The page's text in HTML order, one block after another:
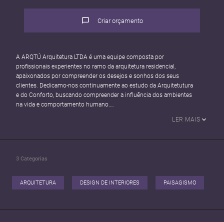
Criar orçamento
A ARQTÚ Arquitetura LTDA é uma equipe composta por
profissionais experientes no ramo da arquitetura residencial,
apaixonados por compreender os desejos e sonhos dos seus
clientes. Dedicamo-nos continuamente ao estudo da Arquitetutura
e do Conforto, buscando compreender a influência dos ambientes
na vida e comportamento humano.
plataforma BIM, o que confere maior credibilidade e precisão aos
dos clientes.
LER MAIS
3 Categorias
ARQUITETURA DESIGN DE INTERIORES PAISAGISMO